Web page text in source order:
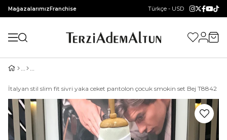
MağazalarımızFranchise Türkçe - USD
İtalyan stil slim fit sivri yaka ceket pantolon çocuk smokin set Bej T8842